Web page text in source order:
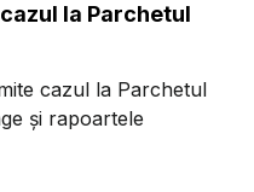
la Parchetul
cazul la Parchetul
și rapoartele